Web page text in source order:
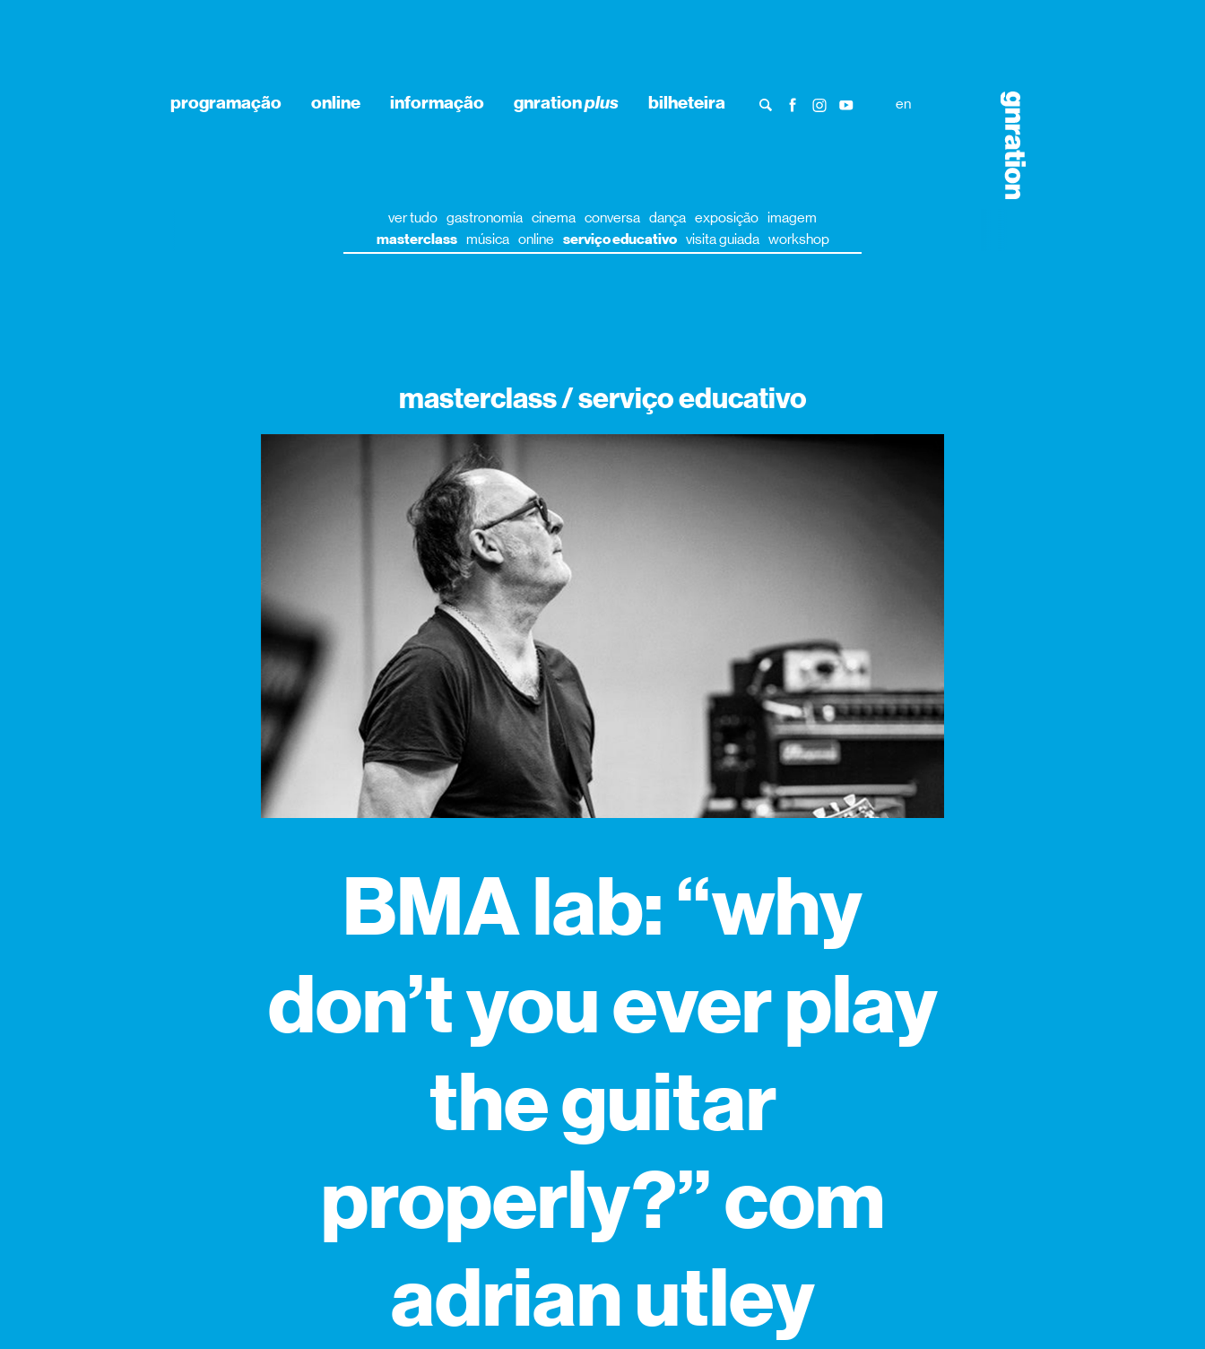
programação online informação gnrationplus bilheteira en
ver tudo gastronomia cinema conversa dança exposição imagem
masterclass música online serviço educativo visita guiada workshop
masterclass / serviço educativo
BMA lab: “why
don’t you ever play
the guitar
properly?” com
adrian utley